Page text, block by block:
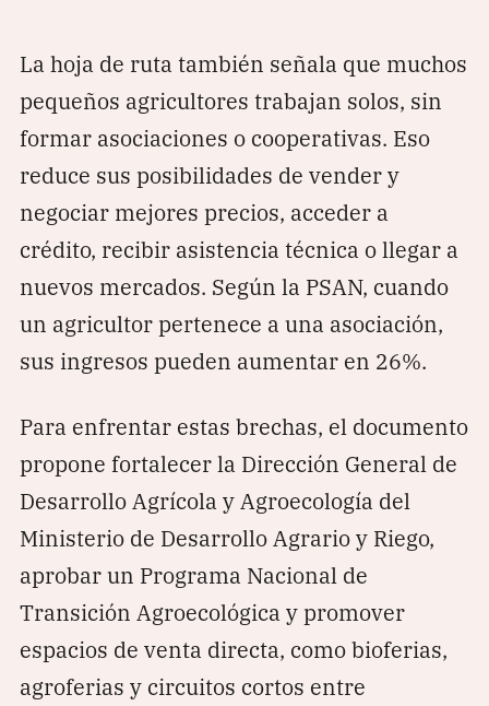
La hoja de ruta también señala que muchos
pequeños agricultores trabajan solos, sin
formar asociaciones o cooperativas. Eso
reduce sus posibilidades de vender y
negociar mejores precios, acceder a
crédito, recibir asistencia técnica o llegar a
nuevos mercados. Según la PSAN, cuando
un agricultor pertenece a una asociación,
sus ingresos pueden aumentar en 26%.
Para enfrentar estas brechas, el documento
propone fortalecer la Dirección General de
Desarrollo Agrícola y Agroecología del
Ministerio de Desarrollo Agrario y Riego,
aprobar un Programa Nacional de
Transición Agroecológica y promover
espacios de venta directa, como bioferias,
agroferias y circuitos cortos entre